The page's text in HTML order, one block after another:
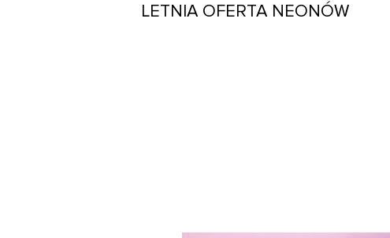
LETNIA OFERTA NEONÓW